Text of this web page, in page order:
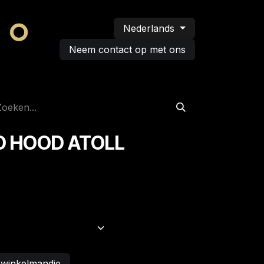
Nederlands
Neem contact op met ons
HOOD ATOLL